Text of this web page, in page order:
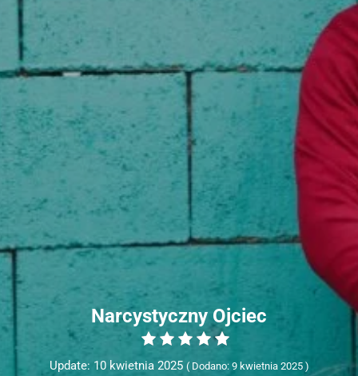
Narcystyczny Ojciec
Update: 10 kwietnia 2025 Dodano: 9 kwietnia 2025